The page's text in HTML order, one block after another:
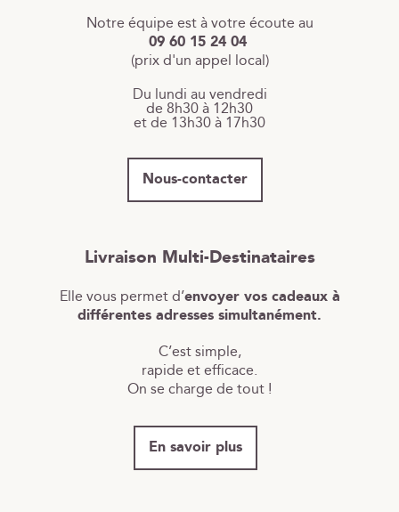
Notre équipe est à votre écoute au
09 60 15 24 04
(prix d'un appel local)
Du lundi au vendredi
de 8h30 à 12h30
et de 13h30 à 17h30
Nous-contacter
Livraison Multi-Destinataires
Elle vous permet d’envoyer vos cadeaux à
différentes adresses simultanément.
C’est simple,
rapide et efficace.
On se charge de tout !
En savoir plus